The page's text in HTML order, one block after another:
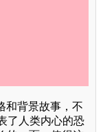
和背景故事，不
了人类内心的恐